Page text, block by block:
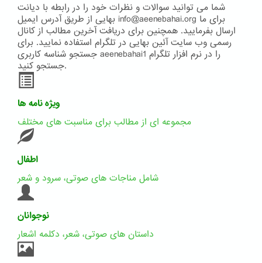
شما می توانید سوالات و نظرات خود را در رابطه با دیانت
بهایی از طریق آدرس ایمیل info@aeenebahai.org برای ما
ارسال بفرمایید. همچنین برای دریافت آخرین مطالب از کانال
رسمی وب سایت آئین بهایی در تلگرام استفاده نمایید. برای
جستجو شناسه کاربری aeenebahai1 را در نرم افزار تلگرام
جستجو کنید.
ویژه نامه ها
مجموعه ای از مطالب برای مناسبت های مختلف
اطفال
شامل مناجات های صوتی، سرود و شعر
نوجوانان
داستان های صوتی، شعر، دکلمه اشعار